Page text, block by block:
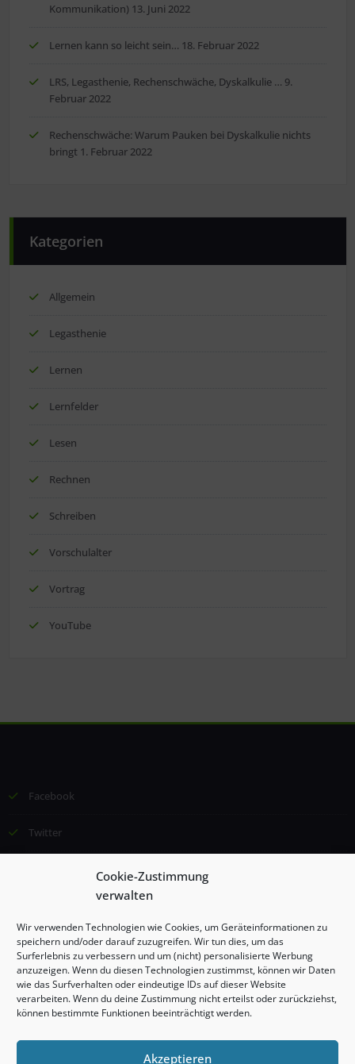
Cookie-Zustimmung
verwalten
Wir verwenden Technologien wie Cookies, um Geräteinformationen zu
speichern und/oder darauf zuzugreifen. Wir tun dies, um das
Surferlebnis zu verbessern und um (nicht) personalisierte Werbung
anzuzeigen. Wenn du diesen Technologien zustimmst, können wir Daten
wie das Surfverhalten oder eindeutige IDs auf dieser Website
verarbeiten. Wenn du deine Zustimmung nicht erteilst oder zurückziehst,
können bestimmte Funktionen beeinträchtigt werden.
Akzeptieren
Kommunikation) 13. Juni 2022
Lernen kann so leicht sein… 18. Februar 2022
LRS, Legasthenie, Rechenschwäche, Dyskalkulie … 9.
Februar 2022
Rechenschwäche: Warum Pauken bei Dyskalkulie nichts
bringt 1. Februar 2022
Kategorien
Allgemein
Legasthenie
Lernen
Lernfelder
Lesen
Rechnen
Schreiben
Vorschulalter
Vortrag
YouTube
Facebook
Twitter
Borggrefe, Alle Rechte vorbehalten
Impressum
Datenschutzerklärung